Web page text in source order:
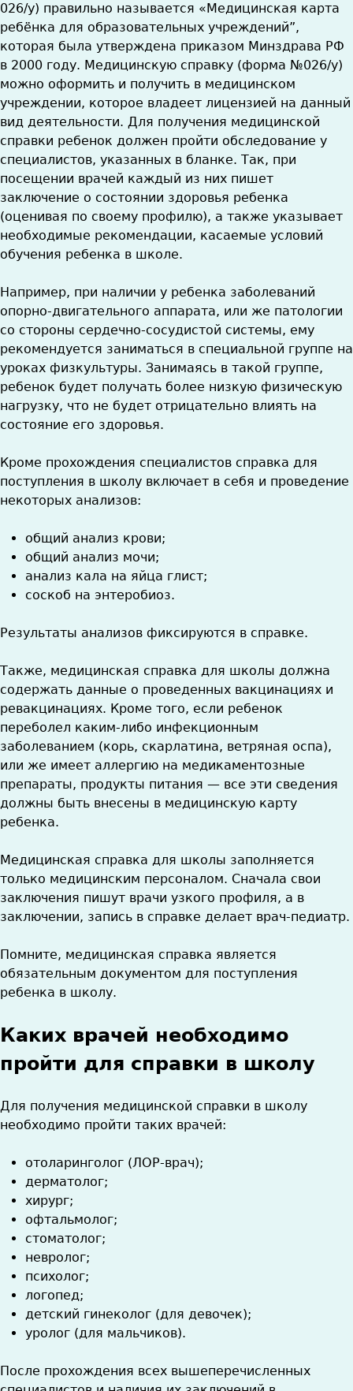
026/у) правильно называется «Медицинская карта
ребёнка для образовательных учреждений”,
которая была утверждена приказом Минздрава РФ
в 2000 году. Медицинскую справку (форма №026/у)
можно оформить и получить в медицинском
учреждении, которое владеет лицензией на данный
вид деятельности. Для получения медицинской
справки ребенок должен пройти обследование у
специалистов, указанных в бланке. Так, при
посещении врачей каждый из них пишет
заключение о состоянии здоровья ребенка
(оценивая по своему профилю), а также указывает
необходимые рекомендации, касаемые условий
обучения ребенка в школе.
Например, при наличии у ребенка заболеваний
опорно-двигательного аппарата, или же патологии
со стороны сердечно-сосудистой системы, ему
рекомендуется заниматься в специальной группе на
уроках физкультуры. Занимаясь в такой группе,
ребенок будет получать более низкую физическую
нагрузку, что не будет отрицательно влиять на
состояние его здоровья.
Кроме прохождения специалистов справка для
поступления в школу включает в себя и проведение
некоторых анализов:
общий анализ крови;
общий анализ мочи;
анализ кала на яйца глист;
соскоб на энтеробиоз.
Результаты анализов фиксируются в справке.
Также, медицинская справка для школы должна
содержать данные о проведенных вакцинациях и
ревакцинациях. Кроме того, если ребенок
переболел каким-либо инфекционным
заболеванием (корь, скарлатина, ветряная оспа),
или же имеет аллергию на медикаментозные
препараты, продукты питания — все эти сведения
должны быть внесены в медицинскую карту
ребенка.
Медицинская справка для школы заполняется
только медицинским персоналом. Сначала свои
заключения пишут врачи узкого профиля, а в
заключении, запись в справке делает врач-педиатр.
Помните, медицинская справка является
обязательным документом для поступления
ребенка в школу.
Каких врачей необходимо
пройти для справки в школу
Для получения медицинской справки в школу
необходимо пройти таких врачей:
отоларинголог (ЛОР-врач);
дерматолог;
хирург;
офтальмолог;
стоматолог;
невролог;
психолог;
логопед;
детский гинеколог (для девочек);
уролог (для мальчиков).
После прохождения всех вышеперечисленных